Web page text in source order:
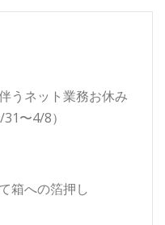
うネット業務お休み
〜4/8）
箱への箔押し